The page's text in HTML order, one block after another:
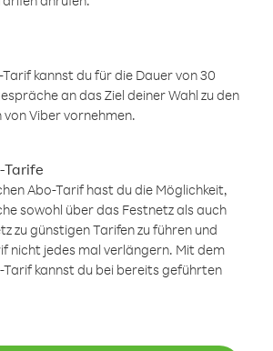
kannst du für die Dauer von 30
an das Ziel deiner Wahl zu den
Viber vornehmen.
Tarife
Abo-Tarif hast du die Möglichkeit,
sowohl über das Festnetz als auch
zu günstigen Tarifen zu führen und
nicht jedes mal verlängern. Mit dem
kannst du bei bereits geführten